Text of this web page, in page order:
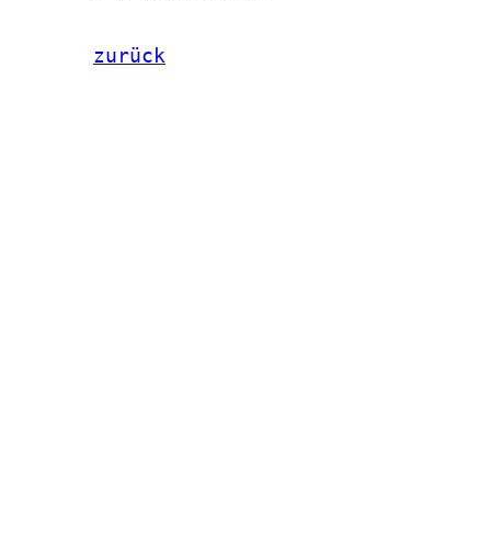
zurück